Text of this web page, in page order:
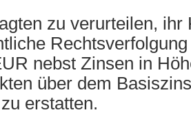
zu verurteilen, ihr
nebst Zinsen in
über dem
erstatten.